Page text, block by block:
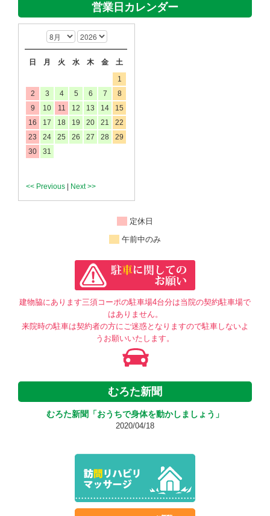
営業日カレンダー
日 月 火 水 木 金 土
<< Previous Next >>
1
2
3 4 5 6 7
8
9
10 11 12 13 14
15
16
17 18 19 20 21
22
23
24 25 26 27 28
29
30
31
定休日
午前中のみ
建物脇にあります三須コーポの駐車場4台分は当院の契約駐車場で
はありません。
来院時の駐車は契約者の方にご迷惑となりますので駐車しないよ
うお願いいたします。
むろた新聞
むろた新聞「おうちで身体を動かしましょう」
2020/04/18